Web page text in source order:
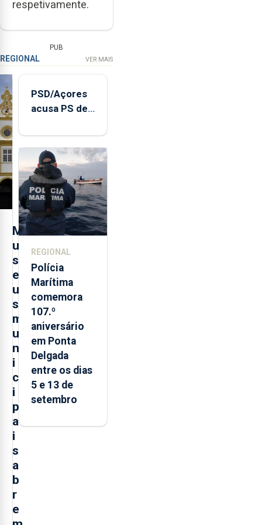
respetivamente.
PUB
REGIONAL VER MAIS
M
u
s
e
u
s
m
u
n
i
c
i
p
a
i
s
a
b
r
e
PSD/Açores
acusa PS de
contraditória"
sobre
evolução
turística
REGIONAL
Polícia
Marítima
comemora
107.º
aniversário
em Ponta
Delgada
entre os dias
5 e 13 de
setembro